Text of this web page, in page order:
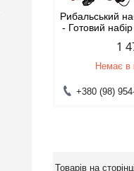
Рибальський
- Готовий
1
Немає в
+380 (98)